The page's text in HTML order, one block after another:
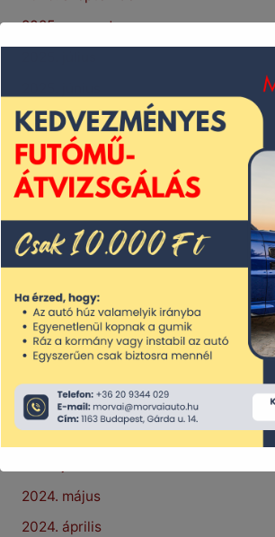
2025. augusztus
2025. május
2025. április
2025. március
2025. január
2024. november
2024. október
2024. augusztus
2024. július
2024. május
2024. április